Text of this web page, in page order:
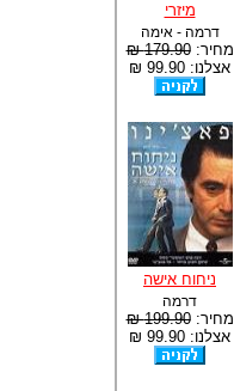
מיזרי
דרמה - אימה
מחיר:179.90 ₪
אצלנו: 99.90 ₪
ניחוח אישה
דרמה
מחיר:199.90 ₪
אצלנו: 99.90 ₪